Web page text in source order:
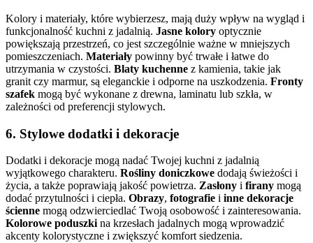
Kolory i materiały, które wybierzesz, mają duży wpływ na wygląd i
funkcjonalność kuchni z jadalnią. Jasne kolory optycznie
powiększają przestrzeń, co jest szczególnie ważne w mniejszych
pomieszczeniach. Materiały powinny być trwałe i łatwe do
utrzymania w czystości. Blaty kuchenne z kamienia, takie jak
granit czy marmur, są eleganckie i odporne na uszkodzenia. Fronty
szafek mogą być wykonane z drewna, laminatu lub szkła, w
zależności od preferencji stylowych.
6. Stylowe dodatki i dekoracje
Dodatki i dekoracje mogą nadać Twojej kuchni z jadalnią
wyjątkowego charakteru. Rośliny doniczkowe dodają świeżości i
życia, a także poprawiają jakość powietrza. Zasłony i firany mogą
dodać przytulności i ciepła. Obrazy, fotografie i inne dekoracje
ścienne mogą odzwierciedlać Twoją osobowość i zainteresowania.
Kolorowe poduszki na krzesłach jadalnych mogą wprowadzić
akcenty kolorystyczne i zwiększyć komfort siedzenia.